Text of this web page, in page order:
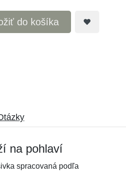
do košíka
na pohlaví
spracovaná podľa